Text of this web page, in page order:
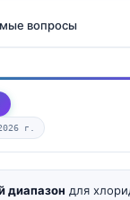
вопросы
г.
диапазон для